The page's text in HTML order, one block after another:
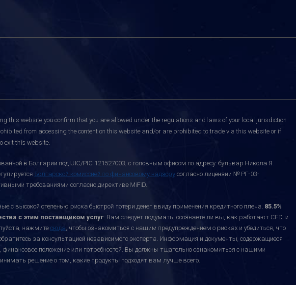
this website you confirm that you are allowed under the regulations and laws of your local jurisdiction
from accessing the content on this website and/or are prohibited to trade via this website or if
exit this website.
в Болгарии под UIC/PIC 121527003, с головным офисом по адресу: бульвар Никола Я.
Болгарской комиссией по финансовому надзору согласно лицензии № РГ-03-
требованиями согласно директиве MiFID.
степенью риска быстрой потери денег ввиду применения кредитного плеча. 85.5%
с этим поставщиком услуг. Вам следует подумать, осознаете ли вы, как работают CFD, и
нажмите сюда, чтобы ознакомиться с нашим предупреждением о рисках и убедиться, что
за консультацией независимого эксперта. Информация и документы, содержащиеся
положение или потребностей. Вы должны тщательно ознакомиться с нашими
решение о том, какие продукты подходят вам лучше всего.